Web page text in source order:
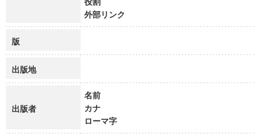
外部リンク
版
出版地
出版者
名前
カナ
ローマ字